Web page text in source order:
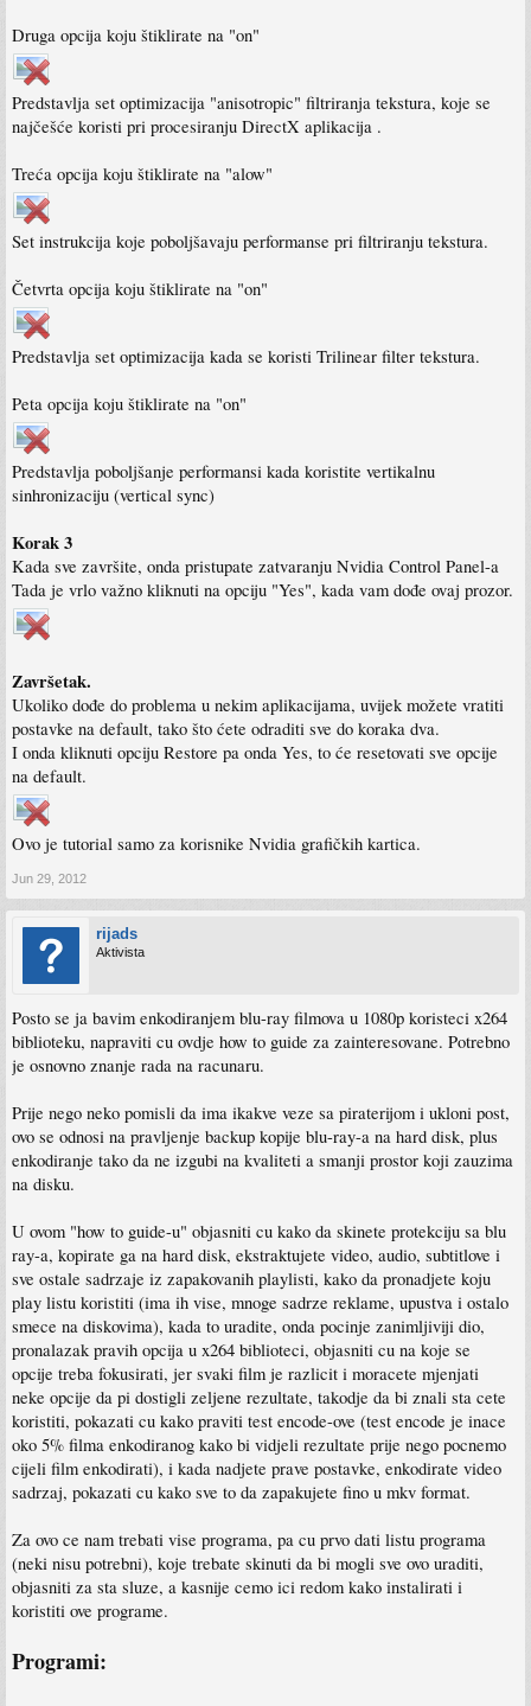
Druga opcija koju štiklirate na "on"
Predstavlja set optimizacija "anisotropic" filtriranja tekstura, koje se
najčešće koristi pri procesiranju DirectX aplikacija .
Treća opcija koju štiklirate na "alow"
Set instrukcija koje poboljšavaju performanse pri filtriranju tekstura.
Četvrta opcija koju štiklirate na "on"
Predstavlja set optimizacija kada se koristi Trilinear filter tekstura.
Peta opcija koju štiklirate na "on"
Predstavlja poboljšanje performansi kada koristite vertikalnu
sinhronizaciju (vertical sync)
Korak 3
Kada sve završite, onda pristupate zatvaranju Nvidia Control Panel-a
Tada je vrlo važno kliknuti na opciju "Yes", kada vam dođe ovaj prozor.
Završetak.
Ukoliko dođe do problema u nekim aplikacijama, uvijek možete vratiti
postavke na default, tako što ćete odraditi sve do koraka dva.
I onda kliknuti opciju Restore pa onda Yes, to će resetovati sve opcije
na default.
Ovo je tutorial samo za korisnike Nvidia grafičkih kartica.
Jun 29, 2012
rijads
Aktivista
Posto se ja bavim enkodiranjem blu-ray filmova u 1080p koristeci x264
biblioteku, napraviti cu ovdje how to guide za zainteresovane. Potrebno
je osnovno znanje rada na racunaru.
Prije nego neko pomisli da ima ikakve veze sa piraterijom i ukloni post,
ovo se odnosi na pravljenje backup kopije blu-ray-a na hard disk, plus
enkodiranje tako da ne izgubi na kvaliteti a smanji prostor koji zauzima
na disku.
U ovom "how to guide-u" objasniti cu kako da skinete protekciju sa blu
ray-a, kopirate ga na hard disk, ekstraktujete video, audio, subtitlove i
sve ostale sadrzaje iz zapakovanih playlisti, kako da pronadjete koju
play listu koristiti (ima ih vise, mnoge sadrze reklame, upustva i ostalo
smece na diskovima), kada to uradite, onda pocinje zanimljiviji dio,
pronalazak pravih opcija u x264 biblioteci, objasniti cu na koje se
opcije treba fokusirati, jer svaki film je razlicit i moracete mjenjati
neke opcije da pi dostigli zeljene rezultate, takodje da bi znali sta cete
koristiti, pokazati cu kako praviti test encode-ove (test encode je inace
oko 5% filma enkodiranog kako bi vidjeli rezultate prije nego pocnemo
cijeli film enkodirati), i kada nadjete prave postavke, enkodirate video
sadrzaj, pokazati cu kako sve to da zapakujete fino u mkv format.
Za ovo ce nam trebati vise programa, pa cu prvo dati listu programa
(neki nisu potrebni), koje trebate skinuti da bi mogli sve ovo uraditi,
objasniti za sta sluze, a kasnije cemo ici redom kako instalirati i
koristiti ove programe.
Programi: